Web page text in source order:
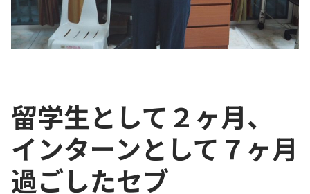
留学生として２ヶ月、
インターンとして７ヶ月
過ごしたセブ